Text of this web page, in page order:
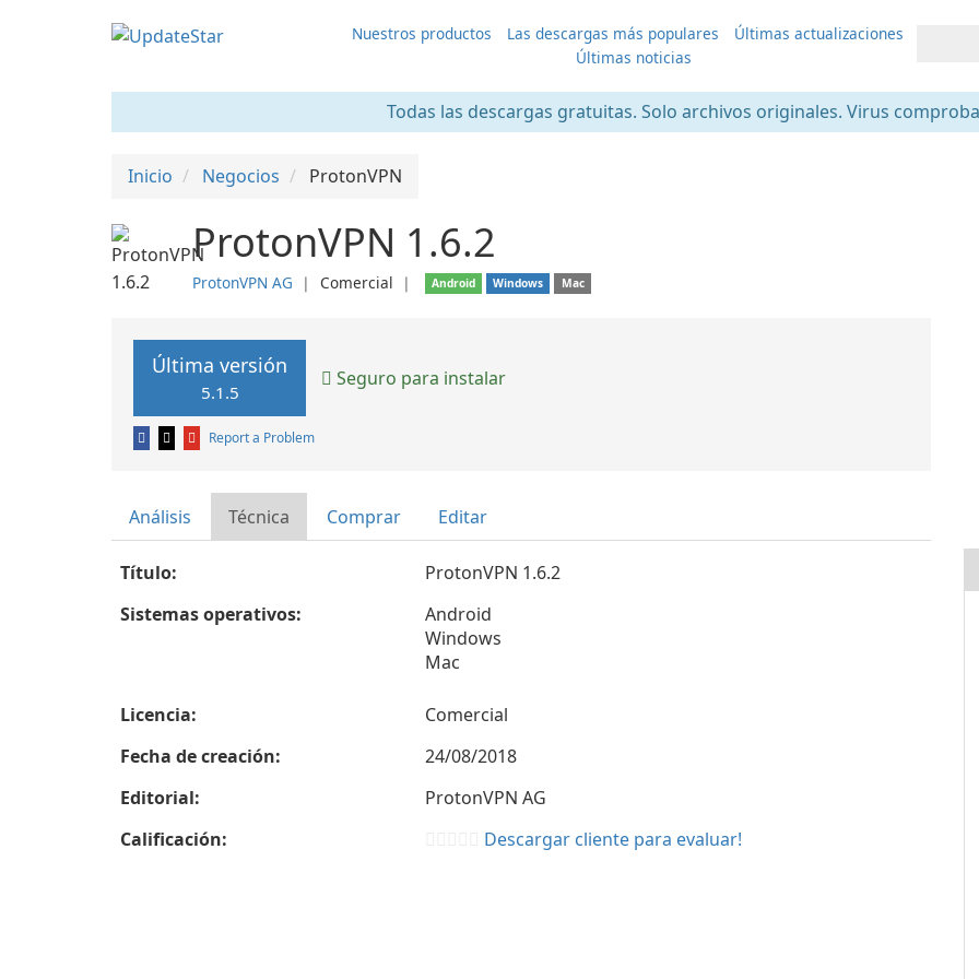
Nuestros productos Las descargas más populares
Últimas actualizaciones
Últimas noticias
Todas las descargas gratuitas. Solo archivos originales. Virus
Inicio Negocios ProtonVPN
ProtonVPN 1.6.2
ProtonVPN AG ❘ Comercial ❘ Android Windows Mac
Última versión
5.1.5
Seguro para instalar
Report a Problem
Análisis Técnica Comprar Editar
Título:
ProtonVPN 1.6.2
Sistemas operativos:
Android
Windows
Mac
Licencia:
Comercial
Fecha de creación:
24/08/2018
Editorial:
ProtonVPN AG
Calificación:
Descargar cliente para evaluar!